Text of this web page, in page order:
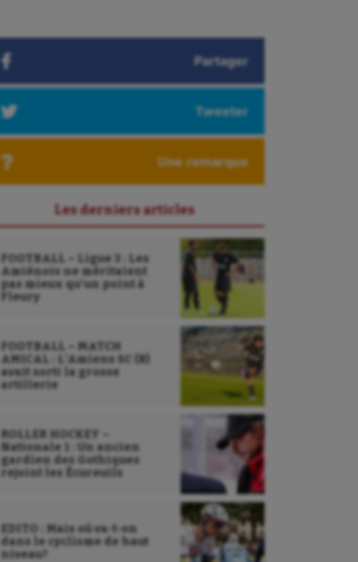
Partager
Tweeter
Une remarque
Les derniers articles
FOOTBALL – Ligue 3 : Les
Amiénois ne méritaient
pas mieux qu’un point à
Fleury
FOOTBALL – MATCH
AMICAL : L’Amiens SC (B)
avait sorti la grosse
artillerie
ROLLER HOCKEY –
Nationale 1 : Un ancien
gardien des Gothiques
rejoint les Écureuils
EDITO : Mais où va-t-on
dans le cyclisme de haut
niveau?